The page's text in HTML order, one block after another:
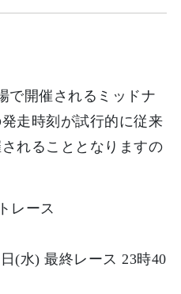
で開催されるミッドナ
走時刻が試行的に従来
れることとなりますの
レース
(水) 最終レース 23時40